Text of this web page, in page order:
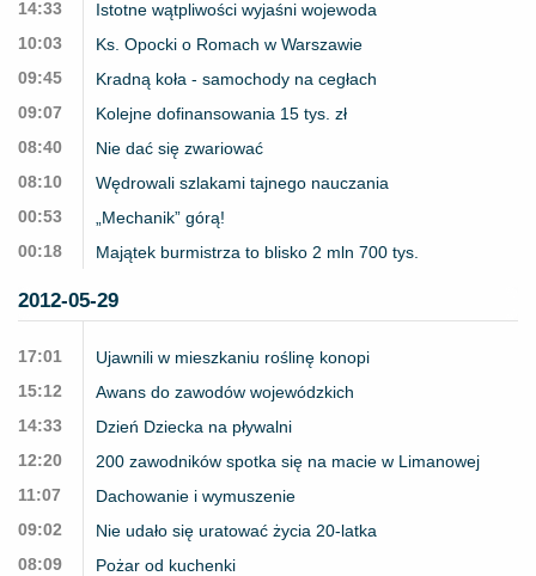
14:33
Istotne wątpliwości wyjaśni wojewoda
10:03
Ks. Opocki o Romach w Warszawie
09:45
Kradną koła - samochody na cegłach
09:07
Kolejne dofinansowania 15 tys. zł
08:40
Nie dać się zwariować
08:10
Wędrowali szlakami tajnego nauczania
00:53
„Mechanik” górą!
00:18
Majątek burmistrza to blisko 2 mln 700 tys.
2012-05-29
17:01
Ujawnili w mieszkaniu roślinę konopi
15:12
Awans do zawodów wojewódzkich
14:33
Dzień Dziecka na pływalni
12:20
200 zawodników spotka się na macie w Limanowej
11:07
Dachowanie i wymuszenie
09:02
Nie udało się uratować życia 20-latka
08:09
Pożar od kuchenki